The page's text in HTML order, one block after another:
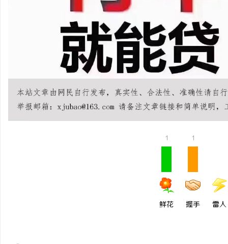
1
鲜花
1
握手 雷人
贝净 AC 国际医疗实验
全解析